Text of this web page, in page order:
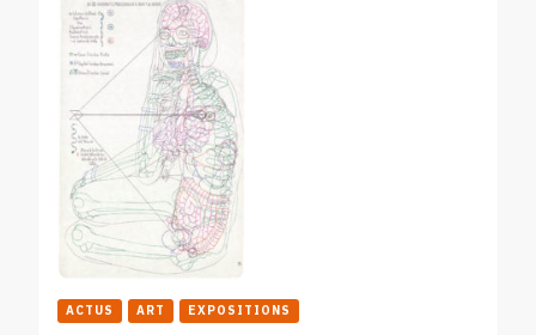
ACTUS ART EXPOSITIONS